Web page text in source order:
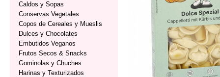
Caldos y Sopas
Conservas Vegetales
Copos de Cereales y Mueslis
Dulces y Chocolates
Embutidos Veganos
Frutos Secos & Snacks
Gominolas y Chuches
Harinas y Texturizados